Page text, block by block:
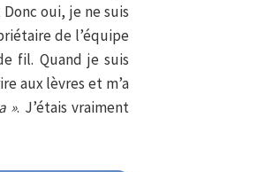
Donc oui, je ne suis
de l’équipe
fil. Quand je suis
aux lèvres et m’a
». J’étais vraiment